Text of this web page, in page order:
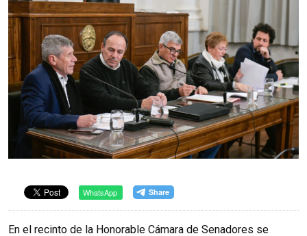
WhatsApp
En el recinto de la Honorable Cámara de Senadores se